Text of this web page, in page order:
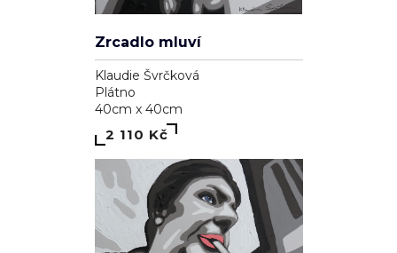
Zrcadlo mluví
Klaudie Švrčková
Plátno
40cm x 40cm
2 110 Kč